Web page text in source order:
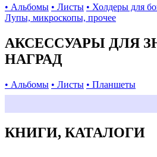
• Альбомы • Листы • Холдеры для
Лупы, микроскопы, прочее
АКСЕССУАРЫ ДЛЯ
НАГРАД
• Альбомы • Листы • Планшеты
КНИГИ, КАТАЛОГИ